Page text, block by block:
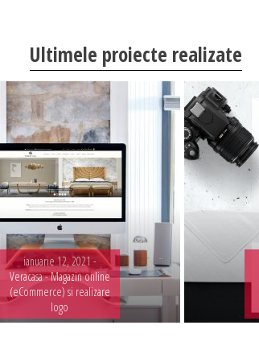
Ultimele proiecte realizate
ianuarie 12, 2021 -
Veracasa - Magazin online
(eCommerce) si realizare
logo